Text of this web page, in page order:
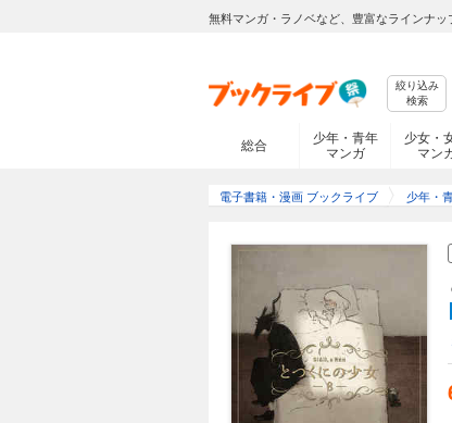
無料マンガ・ラノベなど、豊富なラインナッ
絞り込み
検索
総合
少年・青年
マンガ
少女・
マン
電子書籍・漫画 ブックライブ 少年・